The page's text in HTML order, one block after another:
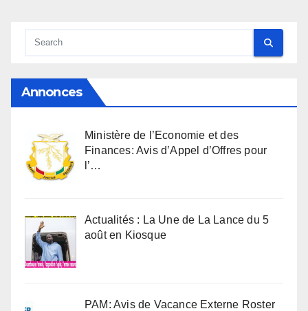
Annonces
Ministère de l’Economie et des
Finances: Avis d’Appel d’Offres pour
l’…
Actualités : La Une de La Lance du 5
août en Kiosque
PAM: Avis de Vacance Externe Roster